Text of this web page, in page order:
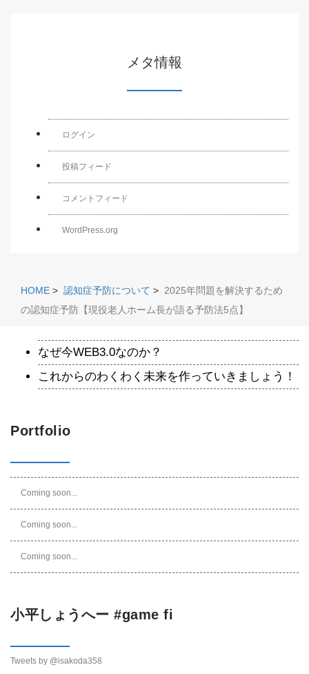
メタ情報
ログイン
投稿フィード
コメントフィード
WordPress.org
HOME > 認知症予防について > 2025年問題を解決するため
の認知症予防【現役老人ホーム長が語る予防法5点】
なぜ今WEB3.0なのか？
これからのわくわく未来を作っていきましょう！
Portfolio
Coming soon...
Coming soon...
Coming soon...
小平しょうへー #game fi
Tweets by @isakoda358